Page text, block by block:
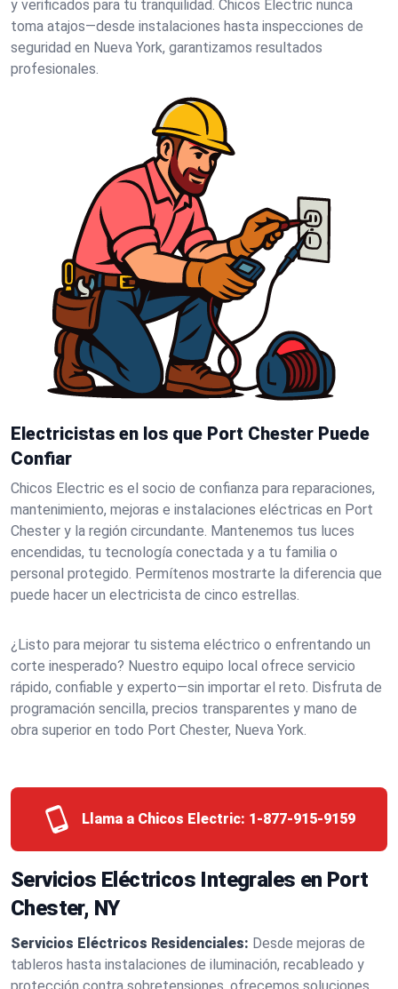
y verificados para tu tranquilidad. Chicos Electric nunca
toma atajos—desde instalaciones hasta inspecciones de
seguridad en Nueva York, garantizamos resultados
profesionales.
Electricistas en los que Port Chester Puede
Confiar
Chicos Electric es el socio de confianza para reparaciones,
mantenimiento, mejoras e instalaciones eléctricas en Port
Chester y la región circundante. Mantenemos tus luces
encendidas, tu tecnología conectada y a tu familia o
personal protegido. Permítenos mostrarte la diferencia que
puede hacer un electricista de cinco estrellas.
¿Listo para mejorar tu sistema eléctrico o enfrentando un
corte inesperado? Nuestro equipo local ofrece servicio
rápido, confiable y experto—sin importar el reto. Disfruta de
programación sencilla, precios transparentes y mano de
obra superior en todo Port Chester, Nueva York.
Llama a Chicos Electric: 1-877-915-9159
Servicios Eléctricos Integrales en Port
Chester, NY
Servicios Eléctricos Residenciales: Desde mejoras de
tableros hasta instalaciones de iluminación, recableado y